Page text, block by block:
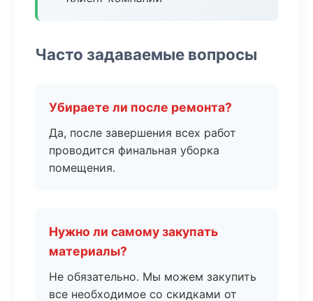
Часто задаваемые вопросы
Убираете ли после ремонта?
Да, после завершения всех работ
проводится финальная уборка
помещения.
Нужно ли самому закупать
материалы?
Не обязательно. Мы можем закупить
все необходимое со скидками от